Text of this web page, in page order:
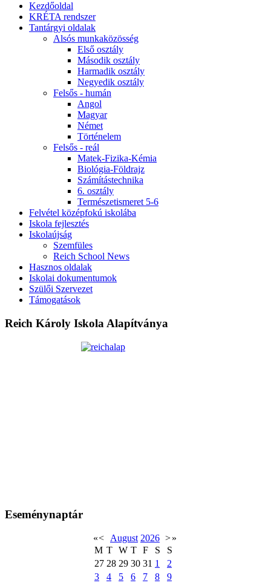
Kezdőoldal
KRÉTA rendszer
Tantárgyi oldalak
Alsós munkaközösség
Első osztály
Második osztály
Harmadik osztály
Negyedik osztály
Felsős - humán
Angol
Magyar
Német
Történelem
Felsős - reál
Matek-Fizika-Kémia
Biológia-Földrajz
Számítástechnika
6. osztály
Természetismeret 5-6
Felvétel középfokú iskolába
Iskola fejlesztés
Iskolaújság
Szemfüles
Reich School News
Hasznos oldalak
Iskolai dokumentumok
Szülői Szervezet
Támogatások
Reich Károly Iskola Alapítványa
Eseménynaptár
«< August 2026 >»
M T W T F S
S
27 28 29 30 31 1
2
3
4 5 6 7 8
9